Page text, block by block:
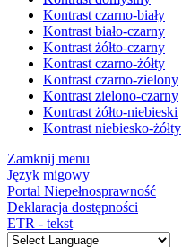
Kontrast czarno-biały
Kontrast biało-czarny
Kontrast żółto-czarny
Kontrast czarno-żółty
Kontrast czarno-zielony
Kontrast zielono-czarny
Kontrast żółto-niebieski
Kontrast niebiesko-żółty
Zamknij menu
Język migowy
Portal Niepełnosprawność
Deklaracja dostępności
ETR - tekst